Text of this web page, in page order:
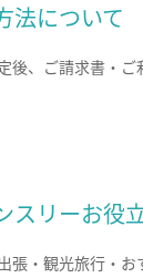
法について
後、ご請求書・ご
スリーお役
張・観光旅行・